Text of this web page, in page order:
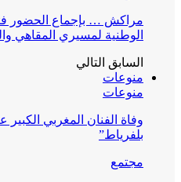
مراكش … بإجماع الحضور
الوطنية لمسيري المقاهي
السابق التالي
منوعات
منوعات
وفاة الفنان المغربي الكبير
بلفرياط”
مجتمع